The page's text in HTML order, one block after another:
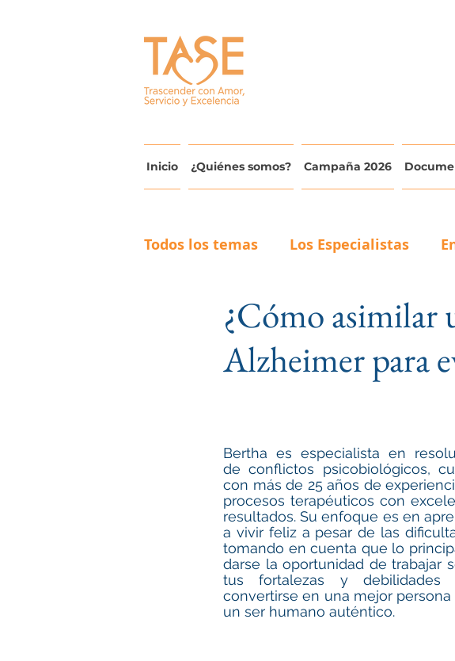
Inicio ¿Quiénes somos? Campaña 2026
Todos los temas Los Especialistas
Actualidad y Avances La voz del
Sociedad y Cultura Entrena tu
¿Cómo asimilar
Alzheimer para
Bertha es especialista en
de conflictos psicobiológicos,
con más de 25 años de
procesos terapéuticos con
resultados. Su enfoque es en
a vivir feliz a pesar de las
tomando en cuenta que lo
darse la oportunidad de trabajar
tus fortalezas y debilidades
convertirse en una mejor persona
un ser humano auténtico.